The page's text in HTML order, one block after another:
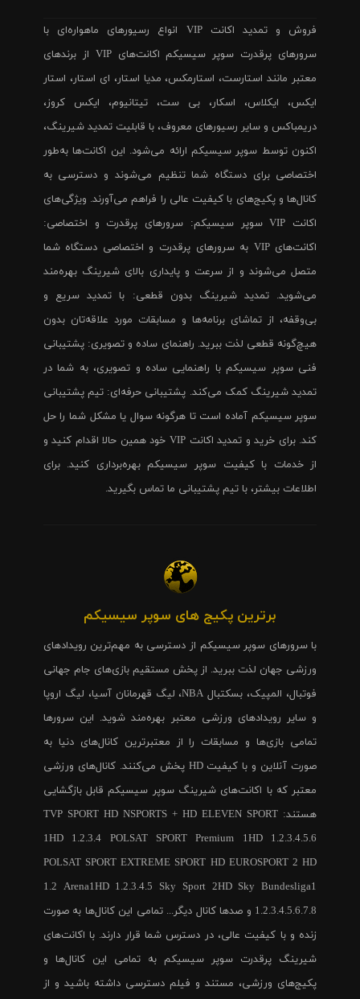
فروش و تمدید اکانت VIP انواع رسیورهای ماهواره‌ای با
سرورهای پرقدرت سوپر سیسیکم اکانت‌های VIP از برندهای
معتبر مانند استارست، استارمکس، مدیا استار، ای استار، استار
ایکس، ایکلاس، اسکار، بی ست، تیتانیوم، ایکس کروز،
دریمباکس و سایر رسیورهای معروف، با قابلیت تمدید شیرینگ،
اکنون توسط سوپر سیسیکم ارائه می‌شود. این اکانت‌ها به‌طور
اختصاصی برای دستگاه شما تنظیم می‌شوند و دسترسی به
کانال‌ها و پکیج‌های با کیفیت عالی را فراهم می‌آورند. ویژگی‌های
اکانت VIP سوپر سیسیکم: سرورهای پرقدرت و اختصاصی:
اکانت‌های VIP به سرورهای پرقدرت و اختصاصی دستگاه شما
متصل می‌شوند و از سرعت و پایداری بالای شیرینگ بهره‌مند
می‌شوید. تمدید شیرینگ بدون قطعی: با تمدید سریع و
بی‌وقفه، از تماشای برنامه‌ها و مسابقات مورد علاقه‌تان بدون
هیچ‌گونه قطعی لذت ببرید. راهنمای ساده و تصویری: پشتیبانی
فنی سوپر سیسیکم با راهنمایی ساده و تصویری، به شما در
تمدید شیرینگ کمک می‌کند. پشتیبانی حرفه‌ای: تیم پشتیبانی
سوپر سیسیکم آماده است تا هرگونه سوال یا مشکل شما را حل
کند. برای خرید و تمدید اکانت VIP خود همین حالا اقدام کنید و
از خدمات با کیفیت سوپر سیسیکم بهره‌برداری کنید. برای
اطلاعات بیشتر، با تیم پشتیبانی ما تماس بگیرید.
برترین پکیج های سوپر سیسیکم
با سرورهای سوپر سیسیکم از دسترسی به مهم‌ترین رویدادهای
ورزشی جهان لذت ببرید. از پخش مستقیم بازی‌های جام جهانی
فوتبال، المپیک، بسکتبال NBA، لیگ قهرمانان آسیا، لیگ اروپا
و سایر رویدادهای ورزشی معتبر بهره‌مند شوید. این سرورها
تمامی بازی‌ها و مسابقات را از معتبرترین کانال‌های دنیا به
صورت آنلاین و با کیفیت HD پخش می‌کنند. کانال‌های ورزشی
معتبر که با اکانت‌های شیرینگ سوپر سیسیکم قابل بازگشایی
هستند: TVP SPORT HD NSPORTS + HD ELEVEN SPORT
1HD 1.2.3.4 POLSAT SPORT Premium 1HD 1.2.3.4.5.6
POLSAT SPORT EXTREME SPORT HD EUROSPORT 2 HD
1.2 Arena1HD 1.2.3.4.5 Sky Sport 2HD Sky Bundesliga1
1.2.3.4.5.6.7.8 و صدها کانال دیگر... تمامی این کانال‌ها به صورت
زنده و با کیفیت عالی، در دسترس شما قرار دارند. با اکانت‌های
شیرینگ پرقدرت سوپر سیسیکم به تمامی این کانال‌ها و
پکیج‌های ورزشی، مستند و فیلم دسترسی داشته باشید و از